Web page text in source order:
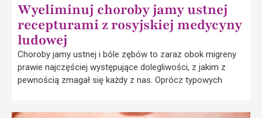
Wyeliminuj choroby jamy ustnej
recepturami z rosyjskiej medycyny
ludowej
Choroby jamy ustnej i bóle zębów to zaraz obok migreny
prawie najczęściej występujące dolegliwości, z jakim z
pewnością zmagał się każdy z nas. Oprócz typowych